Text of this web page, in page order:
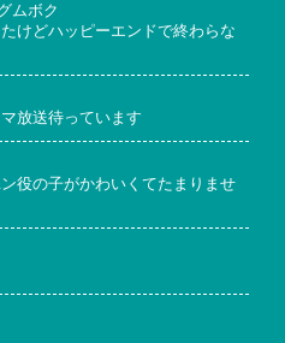
ムボク
けどハッピーエンドで終わらな
放送待っています
役の子がかわいくてたまりませ